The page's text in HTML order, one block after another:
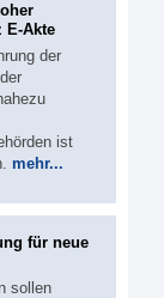
E-Akte
der
ist
mehr...
für neue
sollen